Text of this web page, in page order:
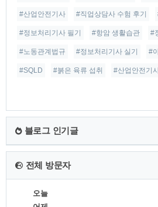
#산업안전기사 #직업상담사 수험 후기
#정보처리기사 필기 #항암 생활습관 #
#노동관계법규 #정보처리기사 실기 #
#SQLD #붉은 육류 섭취 #산업안전기
블로그 인기글
전체 방문자
오늘